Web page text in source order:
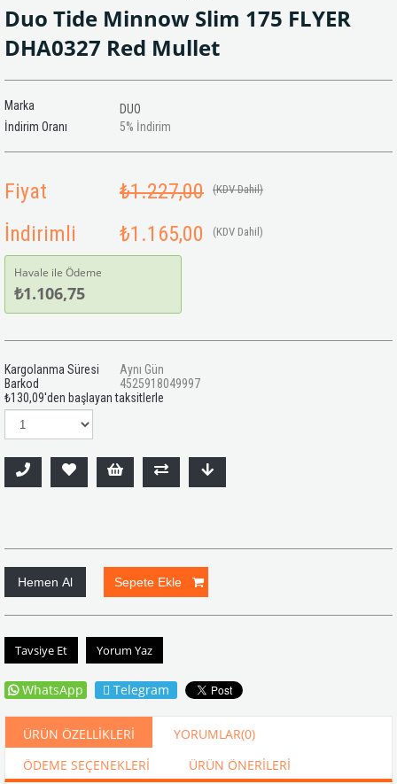
Duo Tide Minnow Slim 175 FLYER
DHA0327 Red Mullet
Marka
DUO
İndirim Oranı
%
5 İndirim
Fiyat ₺1.227,00 (KDV Dahil)
İndirimli ₺1.165,00 (KDV Dahil)
Havale ile Ödeme
₺1.106,75
Kargolanma Süresi
Aynı Gün
Barkod
4525918049997
₺130,09'den başlayan taksitlerle
Tavsiye Et Yorum Yaz
WhatsApp Telegram
ÜRÜN ÖZELLIKLERI YORUMLAR(0)
ÖDEME SEÇENEKLERI
ÜRÜN ÖNERILERI